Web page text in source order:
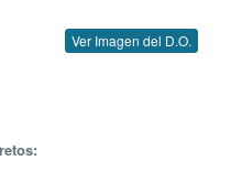
Ver Imagen del D.O.